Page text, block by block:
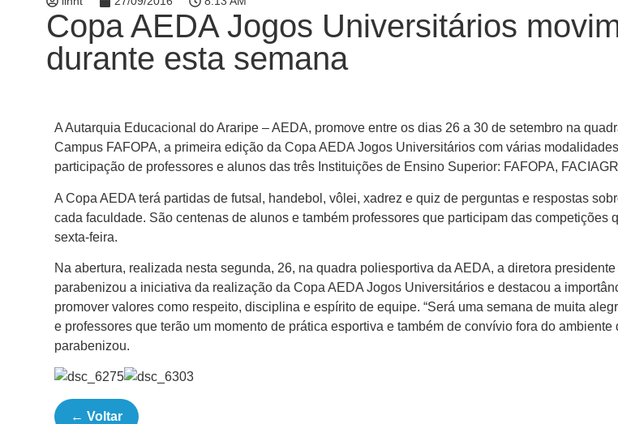
Copa AEDA Jogos Universitários
durante esta semana
A Autarquia Educacional do Araripe – AEDA, promove entre os dias 26 a 30 de setembro na
Campus FAFOPA, a primeira edição da Copa AEDA Jogos Universitários com várias
participação de professores e alunos das três Instituições de Ensino Superior: FAFOPA,
A Copa AEDA terá partidas de futsal, handebol, vôlei, xadrez e quiz de perguntas e respostas
cada faculdade. São centenas de alunos e também professores que participam das competições
sexta-feira.
Na abertura, realizada nesta segunda, 26, na quadra poliesportiva da AEDA, a diretora
parabenizou a iniciativa da realização da Copa AEDA Jogos Universitários e destacou a
promover valores como respeito, disciplina e espírito de equipe. “Será uma semana de muita
e professores que terão um momento de prática esportiva e também de convívio fora do ambiente
parabenizou.
← Voltar